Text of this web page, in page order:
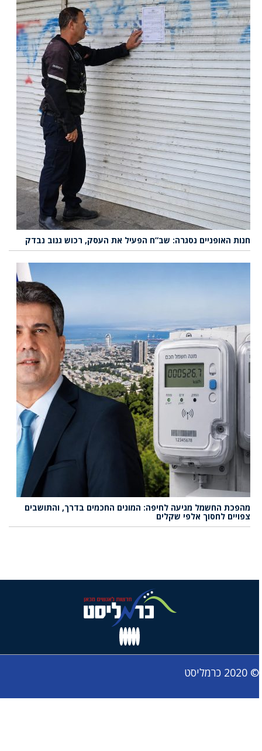
חנות האופניים נסגרה: שב”ח הפעיל את העסק, רכוש גנוב נבדק
מהפכת החשמל מגיעה לחיפה: המונים החכמים בדרך, והתושבים
צפויים לחסוך אלפי שקלים
© 2020 כרמליסט